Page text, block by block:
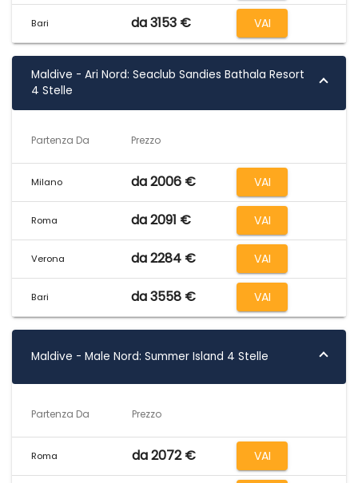
Bari da 3153 € VAI
Maldive - Ari Nord: Seaclub Sandies Bathala Resort
4 Stelle
Partenza Da Prezzo
Milano da 2006 € VAI
Roma da 2091 € VAI
Verona da 2284 € VAI
Bari da 3558 € VAI
Maldive - Male Nord: Summer Island 4 Stelle
Partenza Da Prezzo
Roma da 2072 € VAI